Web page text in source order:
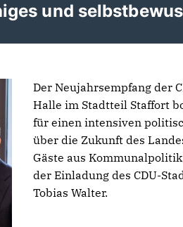
und
Der Neujahrsempfang der
Halle im Stadtteil Staffort
für einen intensiven
über die Zukunft des
Gäste aus
der Einladung des CDU-
Tobias Walter.